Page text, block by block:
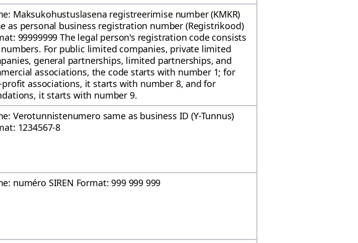
Maksukohustuslasena registreerimise number (KMKR)
as personal business registration number (Registrikood)
99999999 The legal person's registration code consists
For public limited companies, private limited
general partnerships, limited partnerships, and
associations, the code starts with number 1; for
profit associations, it starts with number 8, and for
it starts with number 9.
Verotunnistenumero same as business ID (Y-Tunnus)
1234567-8
numéro SIREN Format: 999 999 999